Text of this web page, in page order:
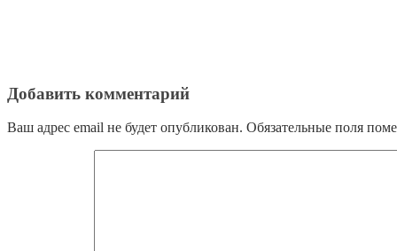
Добавить комментарий
Ваш адрес email не будет опубликован. Обязательные поля